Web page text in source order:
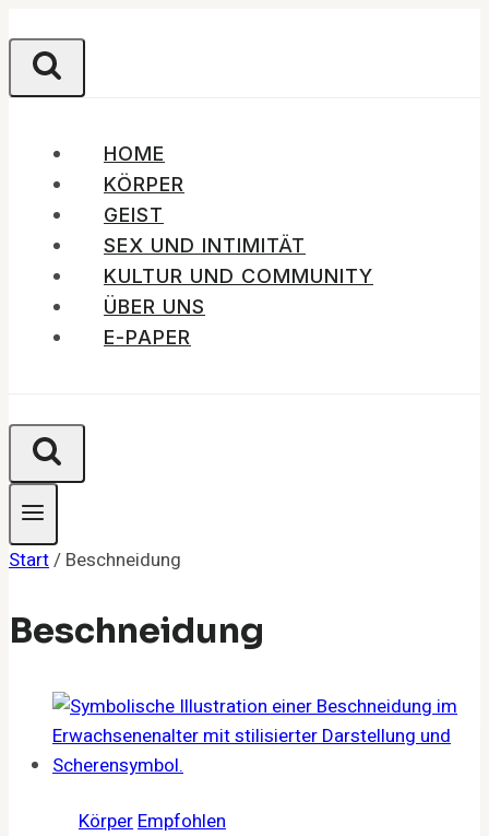
Inhalt
springen
HOME
KÖRPER
GEIST
SEX UND INTIMITÄT
KULTUR UND COMMUNITY
ÜBER UNS
E-PAPER
Start/ Beschneidung
Beschneidung
Körper Empfohlen